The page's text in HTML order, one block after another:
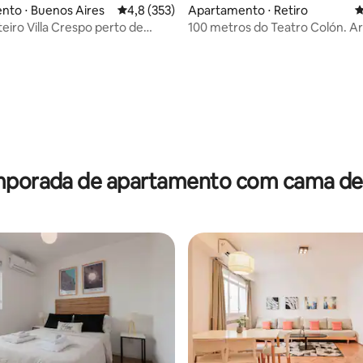
de 5, 167 avaliações
⋅ Buenos Aires 4,8 de uma avaliação média de 5, 353
4,8 (353)
Villa Crespo perto de
Apartamento ⋅ Retiro
100 metros do Teatro Colón.
de apartamento com cama